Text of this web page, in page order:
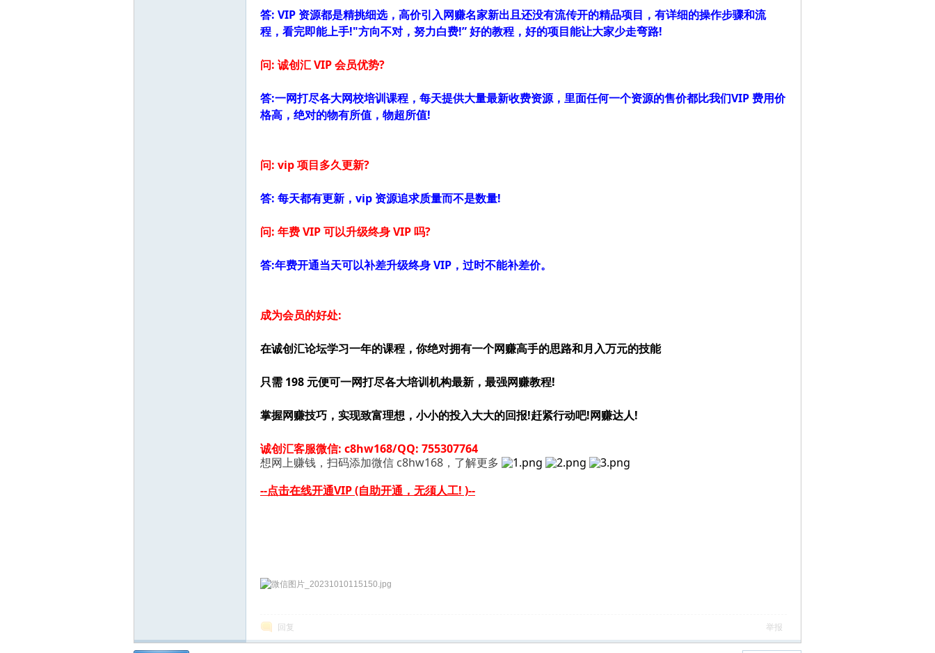
答: VIP 资源都是精挑细选，高价引入网赚名家新出且还没有流传开的精品项目，有详细的操作步骤和流
程，看完即能上手!"方向不对，努力白费!” 好的教程，好的项目能让大家少走弯路!
问: 诚创汇 VIP 会员优势?
答:一网打尽各大网校培训课程，每天提供大量最新收费资源，里面任何一个资源的售价都比我们VIP 费用价
格高，绝对的物有所值，物超所值!
问: vip 项目多久更新?
答: 每天都有更新，vip 资源追求质量而不是数量!
问: 年费 VIP 可以升级终身 VIP 吗?
答:年费开通当天可以补差升级终身 VIP，过时不能补差价。
成为会员的好处:
在诚创汇论坛学习一年的课程，你绝对拥有一个网赚高手的思路和月入万元的技能
只需 198 元便可一网打尽各大培训机构最新，最强网赚教程!
掌握网赚技巧，实现致富理想，小小的投入大大的回报!赶紧行动吧!网赚达人!
诚创汇客服微信: c8hw168/QQ: 755307764
想网上赚钱，扫码添加微信 c8hw168，了解更多
--点击在线开通VIP (自助开通，无须人工! )--
回复 举报